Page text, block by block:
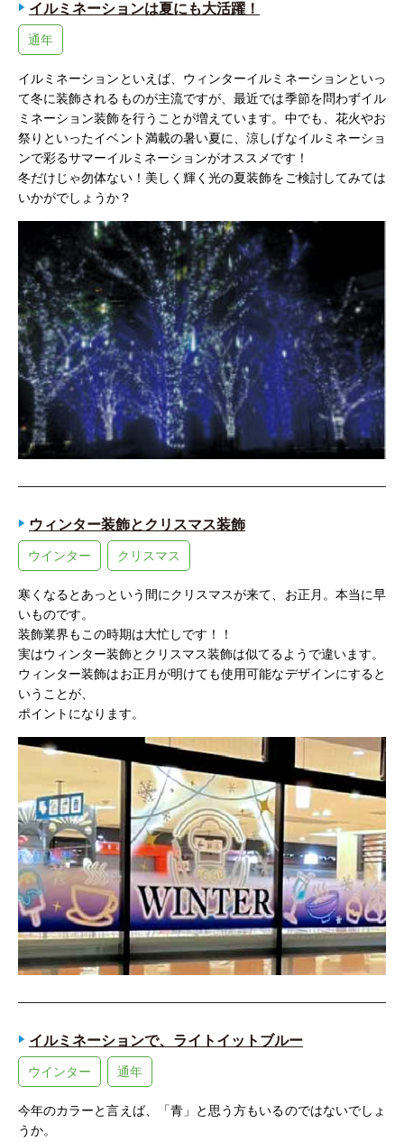
イルミネーションは夏にも大活躍！
通年
イルミネーションといえば、ウィンターイルミネーションといっ
て冬に装飾されるものが主流ですが、最近では季節を問わずイル
ミネーション装飾を行うことが増えています。中でも、花火やお
祭りといったイベント満載の暑い夏に、涼しげなイルミネーショ
ンで彩るサマーイルミネーションがオススメです！
冬だけじゃ勿体ない！美しく輝く光の夏装飾をご検討してみては
いかがでしょうか？
ウィンター装飾とクリスマス装飾
ウインター クリスマス
寒くなるとあっという間にクリスマスが来て、お正月。本当に早
いものです。
装飾業界もこの時期は大忙しです！！
実はウィンター装飾とクリスマス装飾は似てるようで違います。
ウィンター装飾はお正月が明けても使用可能なデザインにすると
いうことが、
ポイントになります。
イルミネーションで、ライトイットブルー
ウインター 通年
今年のカラーと言えば、「青」と思う方もいるのではないでしょ
うか。